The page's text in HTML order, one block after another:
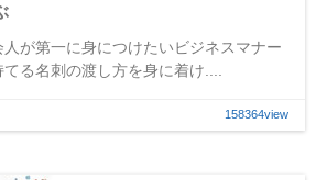
が第一に身につけたいビジネスマナー
る名刺の渡し方を身に着け....
158364view